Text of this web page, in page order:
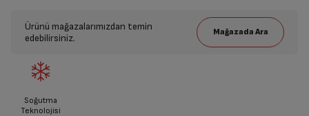
Ürünü mağazalarımızdan temin
edebilirsiniz.
Soğutma
Teknolojisi